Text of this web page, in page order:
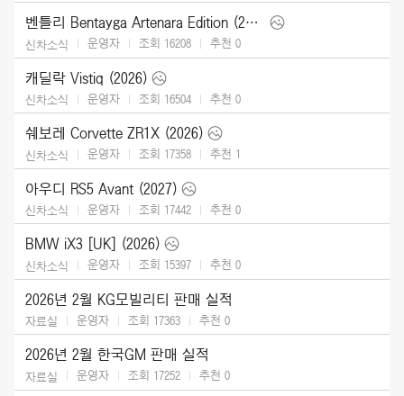
벤틀리 Bentayga Artenara Edition (2027)
신차소식 운영자 조회 16208 추천 0
캐딜락 Vistiq (2026)
신차소식 운영자 조회 16504 추천 0
쉐보레 Corvette ZR1X (2026)
신차소식 운영자 조회 17358 추천 1
아우디 RS5 Avant (2027)
신차소식 운영자 조회 17442 추천 0
BMW iX3 [UK] (2026)
신차소식 운영자 조회 15397 추천 0
2026년 2월 KG모빌리티 판매 실적
자료실 운영자 조회 17363 추천 0
2026년 2월 한국GM 판매 실적
자료실 운영자 조회 17252 추천 0